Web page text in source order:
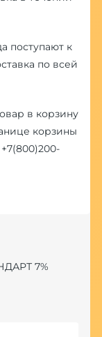
поступают к
по всей
в корзину
корзины
+7(800)200-
7%